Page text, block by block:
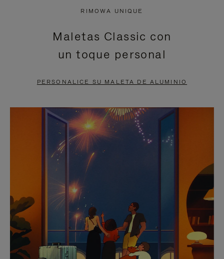
PAUSADO,
PULSE
PARA
ESTÁ
DESACTIVADO:
PULSE
ACTIVARLO.
RIMOWA UNIQUE
Maletas Classic con
un toque personal
PERSONALICE SU MALETA DE ALUMINIO